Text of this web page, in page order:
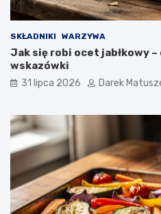
SKŁADNIKI WARZYWA
Jak się robi ocet jabłkowy
wskazówki
31 lipca 2026 Darek